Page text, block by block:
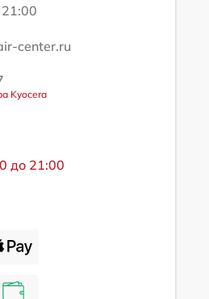
center.ru
Kyocera
до 21:00